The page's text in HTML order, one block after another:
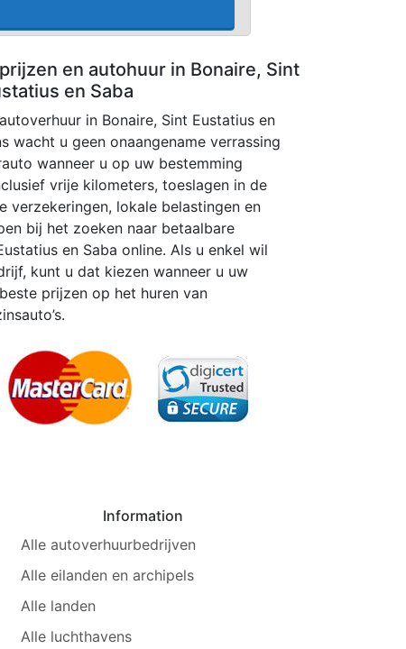
en autohuur in Bonaire, Sint
en Saba
in Bonaire, Sint Eustatius en
wacht u geen onaangename verrassing
wanneer u op uw bestemming
vrije kilometers, toeslagen in de
verzekeringen, lokale belastingen en
bij het zoeken naar betaalbare
en Saba online. Als u enkel wil
kunt u dat kiezen wanneer u uw
prijzen op het huren van
Information
Alle autoverhuurbedrijven
Alle eilanden en archipels
Alle landen
Alle luchthavens